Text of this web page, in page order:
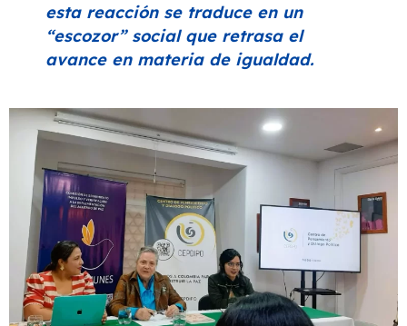
esta reacción se traduce en un
“escozor”social que retrasa el
avance en materia de igualdad.